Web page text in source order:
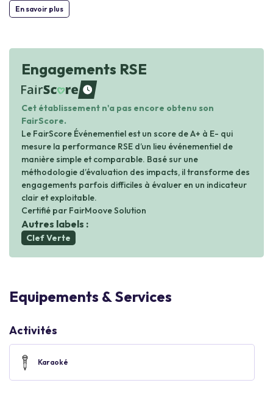
En savoir plus
Engagements RSE
waiting
Cet établissement n'a pas encore obtenu son
FairScore.
Le FairScore Événementiel est un score de A+ à E- qui
mesure la performance RSE d’un lieu événementiel de
manière simple et comparable. Basé sur une
méthodologie d’évaluation des impacts, il transforme des
engagements parfois difficiles à évaluer en un indicateur
clair et exploitable.
Certifié par FairMoove Solution
Autres labels :
Clef Verte
Equipements & Services
Activités
Karaoké